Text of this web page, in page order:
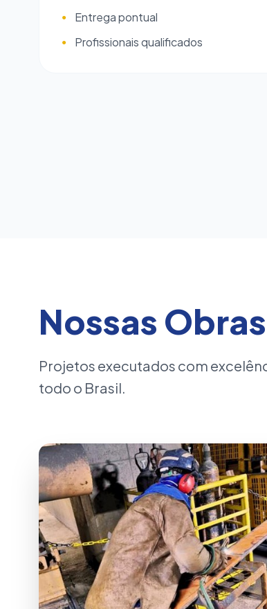
● Entrega pontual
● Profissionais qualificados
Nossas Obras
Projetos executados com
todo o Brasil.